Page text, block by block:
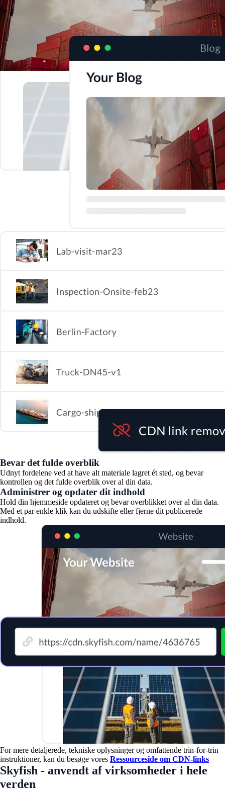
Bevar det fulde overblik
Udnyt fordelene ved at have alt materiale lagret ét sted, og bevar
kontrollen og det fulde overblik over al din data.
Administrer og opdater dit indhold
Hold din hjemmeside opdateret og bevar overblikket over al din data.
Med et par enkle klik kan du udskifte eller fjerne dit publicerede
indhold.
For mere detaljerede, tekniske oplysninger og omfattende trin-for-trin
instruktioner, kan du besøge vores Ressourceside om CDN-links
Skyfish - anvendt af virksomheder i hele
verden